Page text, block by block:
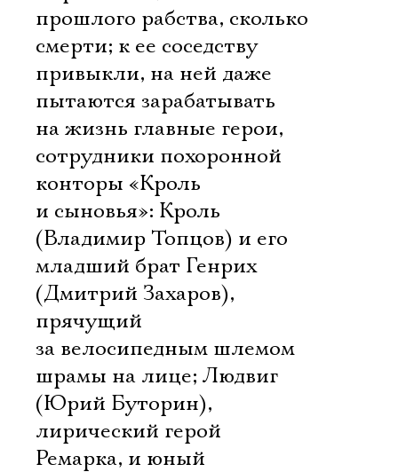
прошлого рабства, сколько
смерти; к ее соседству
привыкли, на ней даже
пытаются зарабатывать
на жизнь главные герои,
сотрудники похоронной
конторы «Кроль
и сыновья»: Кроль
(Владимир Топцов) и его
младший брат Генрих
(Дмитрий Захаров),
прячущий
за велосипедным шлемом
шрамы на лице; Людвиг
(Юрий Буторин),
лирический герой
Ремарка, и юный